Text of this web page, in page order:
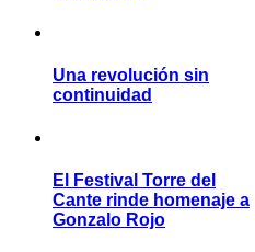
Una revolución sin
continuidad
El Festival Torre del
Cante rinde homenaje a
Gonzalo Rojo